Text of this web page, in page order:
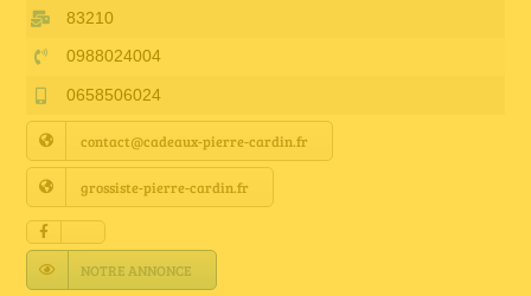
Petites annonces
Annuaire Fournisseurs
Actualités
Contact
83210
0988024004
0658506024
contact@cadeaux-pierre-cardin.fr
grossiste-pierre-cardin.fr
NOTRE ANNONCE